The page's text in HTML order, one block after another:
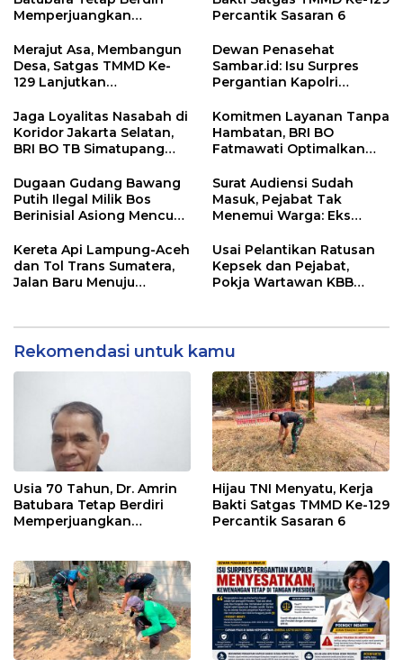
Memperjuangkan
Percantik Sasaran 6
Merajut Asa, Membangun
Desa, Satgas TMMD Ke-
129 Lanjutkan
Dewan Penasehat
Sambar.id: Isu Surpres
Pergantian Kapolri
Kewenangan Mutlak di
Tangan Presiden
Jaga Loyalitas Nasabah di
Koridor Jakarta Selatan,
BRI BO TB Simatupang
Komitmen Layanan Tanpa
Hambatan, BRI BO
Fatmawati Optimalkan
Setiap Lini
Dugaan Gudang Bawang
Putih Ilegal Milik Bos
Berinisial Asiong Mencuat,
Didesak Bertindak
Surat Audiensi Sudah
Masuk, Pejabat Tak
Menemui Warga: Eks
Pelayanan Dinas
Transmigrasi Luwu Timur
Kereta Api Lampung-Aceh
dan Tol Trans Sumatera,
Jalan Baru Menuju
Usai Pelantikan Ratusan
Kepsek dan Pejabat,
Pokja Wartawan KBB
Rekomendasi untuk kamu
Usia 70 Tahun, Dr. Amrin
Batubara Tetap Berdiri
Memperjuangkan
Hijau TNI Menyatu, Kerja
Bakti Satgas TMMD Ke-129
Percantik Sasaran 6